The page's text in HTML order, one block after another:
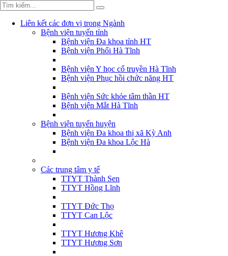
Liên kết các đơn vị trong Ngành
Bệnh viện tuyến tỉnh
Bệnh viện Đa khoa tỉnh HT
Bệnh viện Phổi Hà Tĩnh
Bệnh viện Y học cổ truyền Hà Tĩnh
Bệnh viện Phục hồi chức năng HT
Bệnh viện Sức khỏe tâm thần HT
Bệnh viện Mắt Hà Tĩnh
Bệnh viện tuyến huyện
Bệnh viện Đa khoa thị xã Kỳ Anh
Bệnh viện Đa khoa Lộc Hà
Các trung tâm y tế
TTYT Thành Sen
TTYT Hồng Lĩnh
TTYT Đức Thọ
TTYT Can Lộc
TTYT Hương Khê
TTYT Hương Sơn